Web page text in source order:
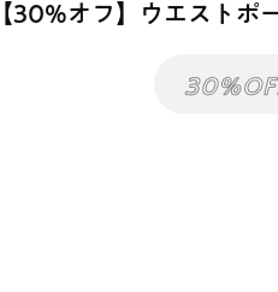
【30%オフ】ウエストポ